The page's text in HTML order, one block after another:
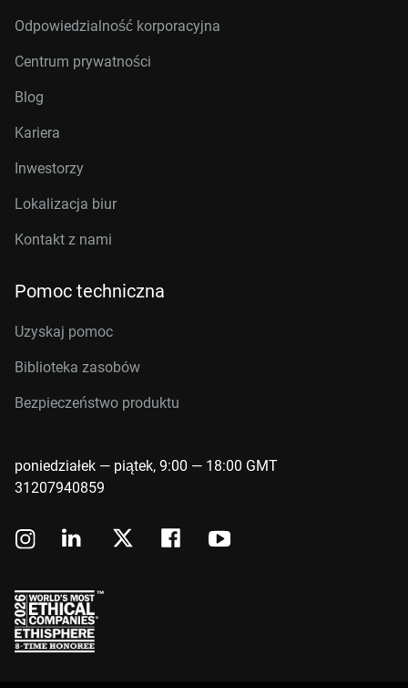
Odpowiedzialność korporacyjna
Centrum prywatności
Blog
Kariera
Inwestorzy
Lokalizacja biur
Kontakt z nami
Pomoc techniczna
Uzyskaj pomoc
Biblioteka zasobów
Bezpieczeństwo produktu
poniedziałek — piątek, 9:00 — 18:00 GMT
31207940859